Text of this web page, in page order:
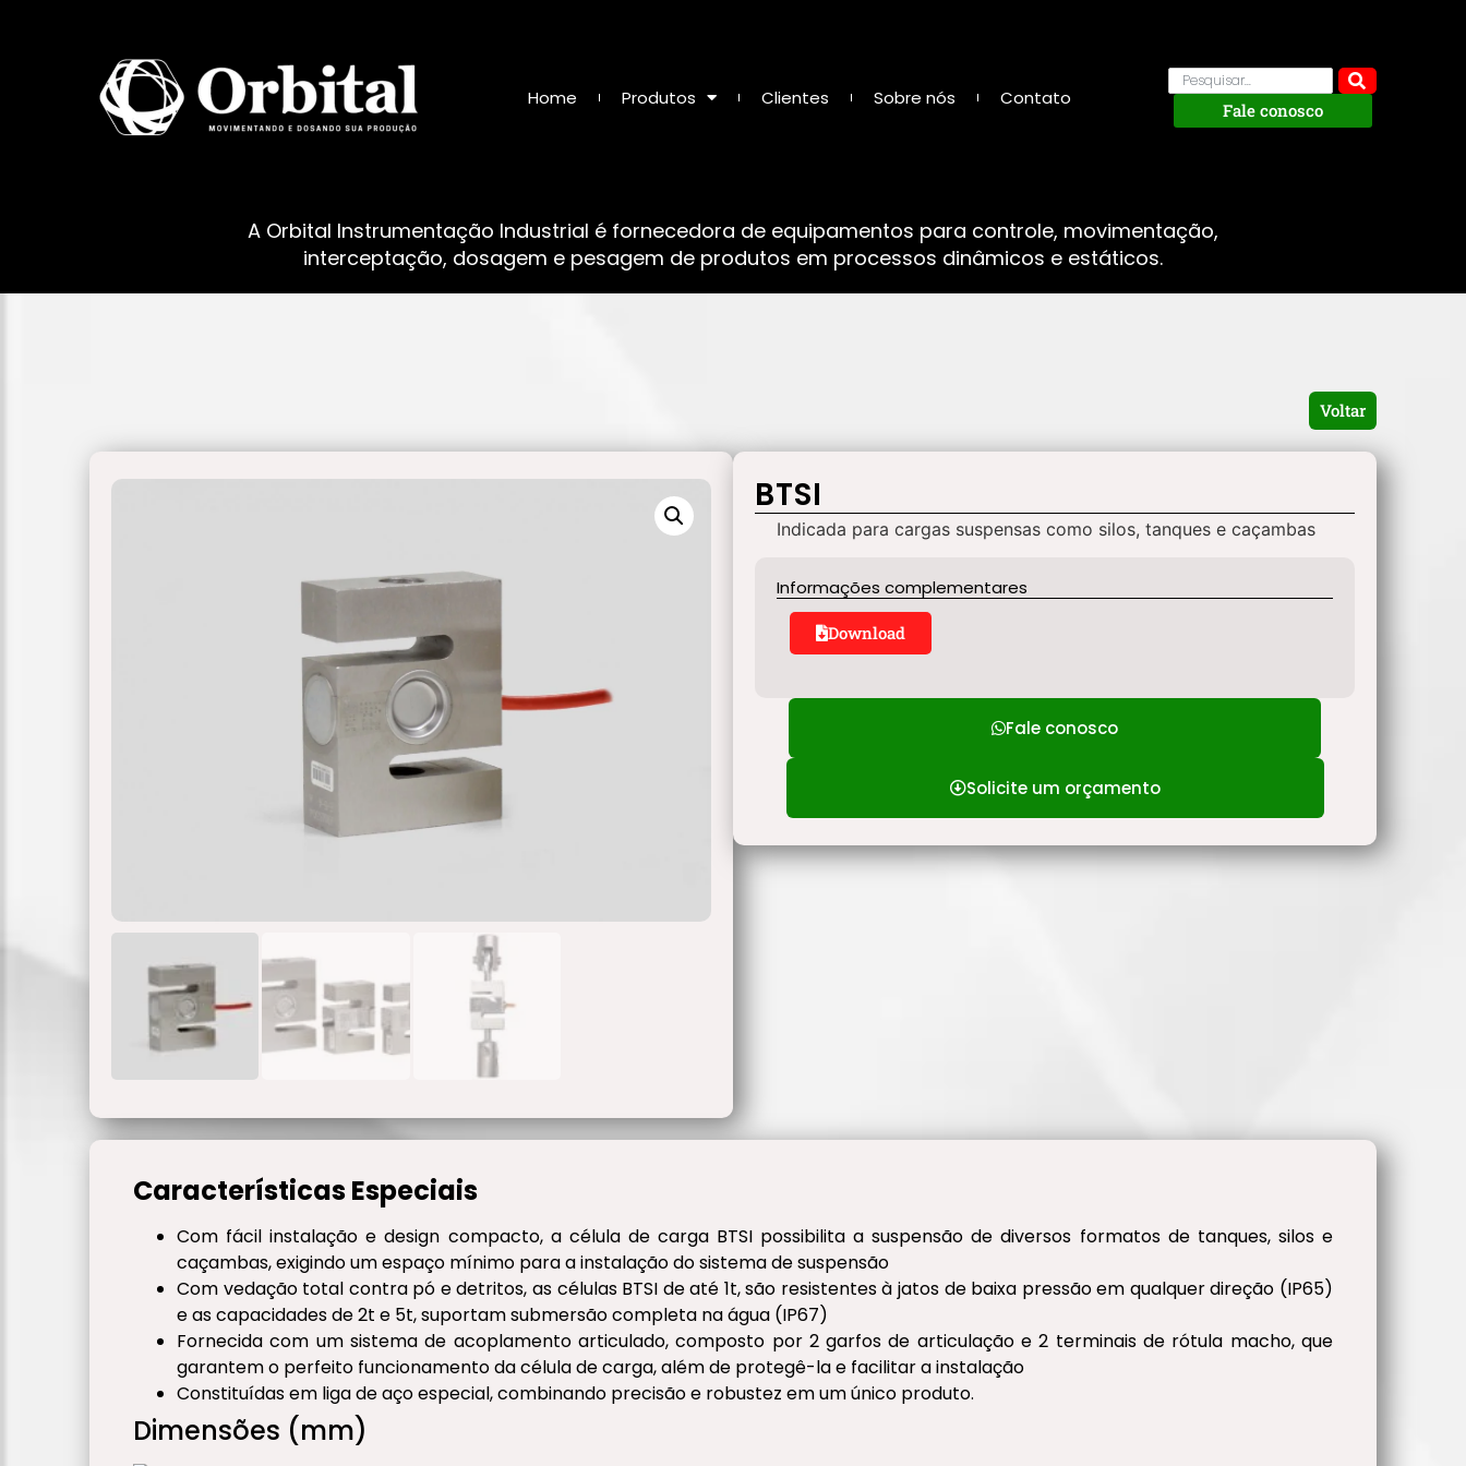
Home Produtos Clientes Sobre nós Contato
Fale conosco
A Orbital Instrumentação Industrial é fornecedora de equipamentos para controle, movimentação,
interceptação, dosagem e pesagem de produtos em processos dinâmicos e estáticos.
Voltar
BTSI
Indicada para cargas suspensas como silos, tanques e caçambas
Informações complementares
Download
Fale conosco
Solicite um orçamento
Características Especiais
Com fácil instalação e design compacto, a célula de carga BTSI possibilita a suspensão de diversos formatos de tanques, silos e
caçambas, exigindo um espaço mínimo para a instalação do sistema de suspensão
Com vedação total contra pó e detritos, as células BTSI de até 1t, são resistentes à jatos de baixa pressão em qualquer direção (IP65)
e as capacidades de 2t e 5t, suportam submersão completa na água (IP67)
Fornecida com um sistema de acoplamento articulado, composto por 2 garfos de articulação e 2 terminais de rótula macho, que
garantem o perfeito funcionamento da célula de carga, além de protegê-la e facilitar a instalação
Constituídas em liga de aço especial, combinando precisão e robustez em um único produto.
Dimensões (mm)